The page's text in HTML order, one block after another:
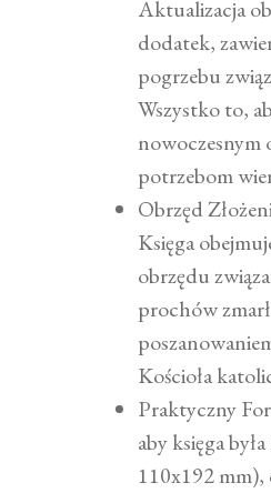
Aktualizacja
dodatek,
pogrzebu
Wszystko to,
nowoczesnym
potrzebom
Obrzęd
Księga
obrzędu
prochów
Kościoła
Praktyczny
aby księga
110x192 mm),